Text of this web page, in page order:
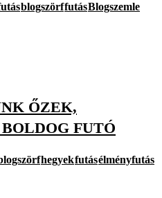
blogszörffutásBlogszemle
ŐZEK,
FUTÓ
hegyekfutásélményfutás